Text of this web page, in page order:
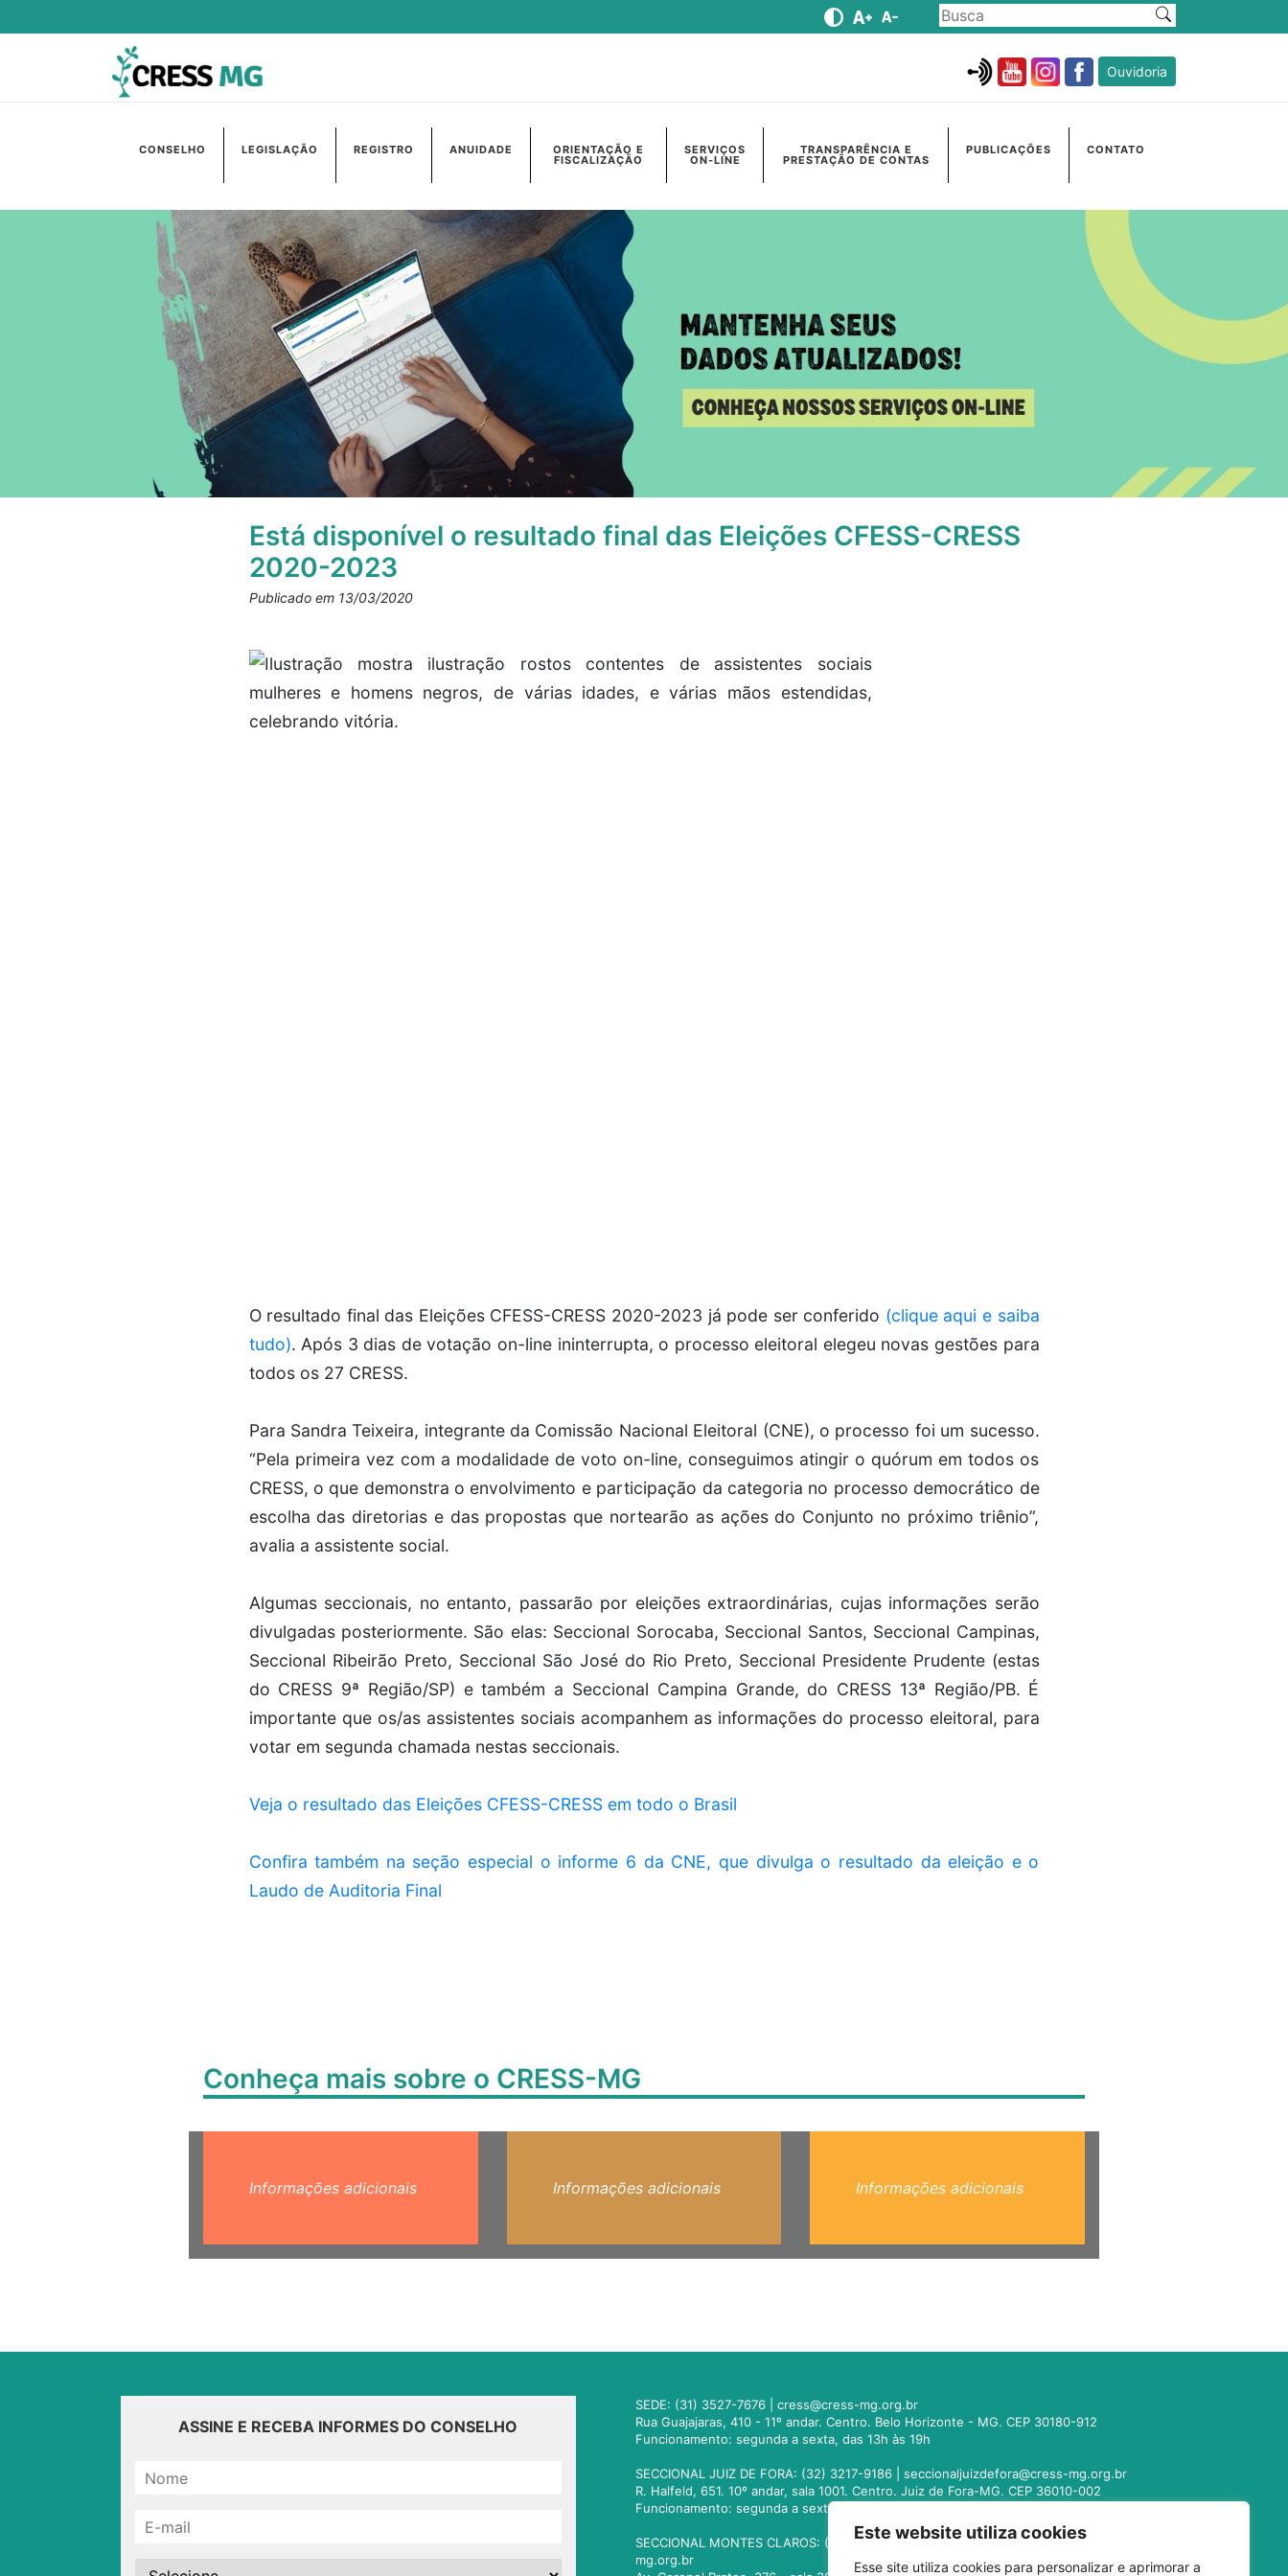
Este website utiliza cookies
Esse site utiliza cookies para personalizar e aprimorar a
Ouvidoria
CONSELHO LEGISLAÇÃO REGISTRO ANUIDADE ORIENTAÇÃO E
FISCALIZAÇÃO
SERVIÇOS
ON-LINE
TRANSPARÊNCIA E
PRESTAÇÃO DE CONTAS
PUBLICAÇÕES CONTATO
Está disponível o resultado final das Eleições CFESS-CRESS
2020-2023
Publicado em 13/03/2020
O resultado final das Eleições CFESS-CRESS 2020-2023 já pode ser conferido (clique aqui e saiba
tudo). Após 3 dias de votação on-line ininterrupta, o processo eleitoral elegeu novas gestões para
todos os 27 CRESS.
Para Sandra Teixeira, integrante da Comissão Nacional Eleitoral (CNE), o processo foi um sucesso.
“Pela primeira vez com a modalidade de voto on-line, conseguimos atingir o quórum em todos os
CRESS, o que demonstra o envolvimento e participação da categoria no processo democrático de
escolha das diretorias e das propostas que nortearão as ações do Conjunto no próximo triênio”,
avalia a assistente social.
Algumas seccionais, no entanto, passarão por eleições extraordinárias, cujas informações serão
divulgadas posteriormente. São elas: Seccional Sorocaba, Seccional Santos, Seccional Campinas,
Seccional Ribeirão Preto, Seccional São José do Rio Preto, Seccional Presidente Prudente (estas
do CRESS 9ª Região/SP) e também a Seccional Campina Grande, do CRESS 13ª Região/PB. É
importante que os/as assistentes sociais acompanhem as informações do processo eleitoral, para
votar em segunda chamada nestas seccionais.
Veja o resultado das Eleições CFESS-CRESS em todo o Brasil
Confira também na seção especial o informe 6 da CNE, que divulga o resultado da eleição e o
Laudo de Auditoria Final
Conheça mais sobre o CRESS-MG
Informações adicionais Informações adicionais Informações adicionais
ASSINE E RECEBA INFORMES DO CONSELHO
SEDE: (31) 3527-7676 |cress@cress-mg.org.br
Rua Guajajaras, 410 - 11º andar. Centro. Belo Horizonte - MG. CEP 30180-912
Funcionamento: segunda a sexta, das 13h às 19h
SECCIONAL JUIZ DE FORA: (32) 3217-9186 |seccionaljuizdefora@cress-mg.org.br
R. Halfeld, 651. 10º andar, sala 1001. Centro. Juiz de Fora-MG. CEP 36010-002
Funcionamento: segunda a sexta, das 13h às 19h
SECCIONAL MONTES CLAROS: (38) 3221-9358 |seccionalmontesclaros@cress-
mg.org.br